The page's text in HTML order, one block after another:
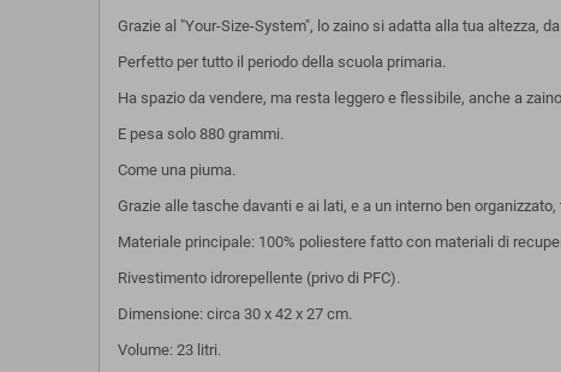
Grazie al "Your-Size-System", lo zaino si adatta alla tua altezza,
Perfetto per tutto il periodo della scuola primaria.
Ha spazio da vendere, ma resta leggero e flessibile, anche a
E pesa solo 880 grammi.
Come una piuma.
Grazie alle tasche davanti e ai lati, e a un interno ben
Materiale principale: 100% poliestere fatto con materiali di
Rivestimento idrorepellente (privo di PFC).
Dimensione: circa 30 x 42 x 27 cm.
Volume: 23 litri.